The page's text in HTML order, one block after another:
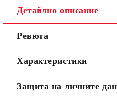
Съгласен съм с
Ние ще се свържем с вас в
Детайлно описание
Ревюта
Характеристики
Защита на личните